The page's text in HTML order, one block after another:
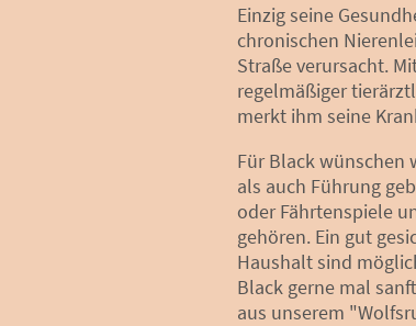
Einzig seine
chronischen
Straße verursacht.
regelmäßiger
merkt ihm seine
Für Black wünschen
als auch Führung
oder Fährtenspiele
gehören. Ein gut
Haushalt sind
Black gerne mal
aus unserem